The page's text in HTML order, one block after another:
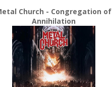
Church - Congregation of
Annihilation